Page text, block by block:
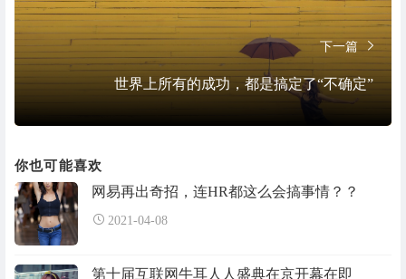
下一篇
世界上所有的成功，都是搞定了“不确定”
你也可能喜欢
网易再出奇招，连HR都这么会搞事情？？
2021-04-08
第十届互联网牛耳人人盛典在京开幕在即